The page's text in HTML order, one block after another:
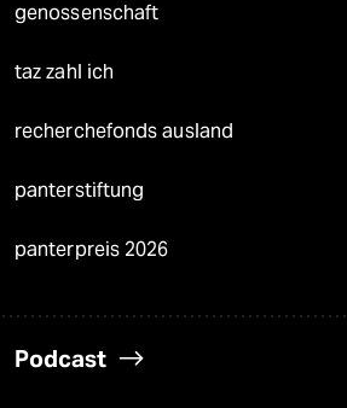
genossenschaft
taz zahl ich
recherchefonds ausland
panterstiftung
panterpreis 2026
Podcast